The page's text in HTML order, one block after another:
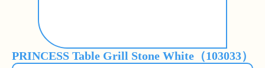
PRINCESS Table Grill Stone White（103033）